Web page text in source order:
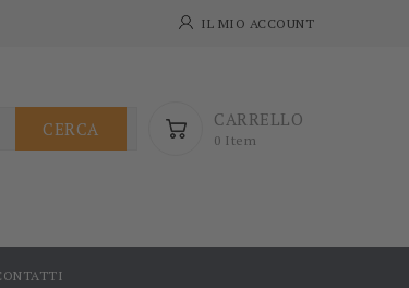
IL MIO ACCOUNT
CARRELLO
0 Item
CERCA